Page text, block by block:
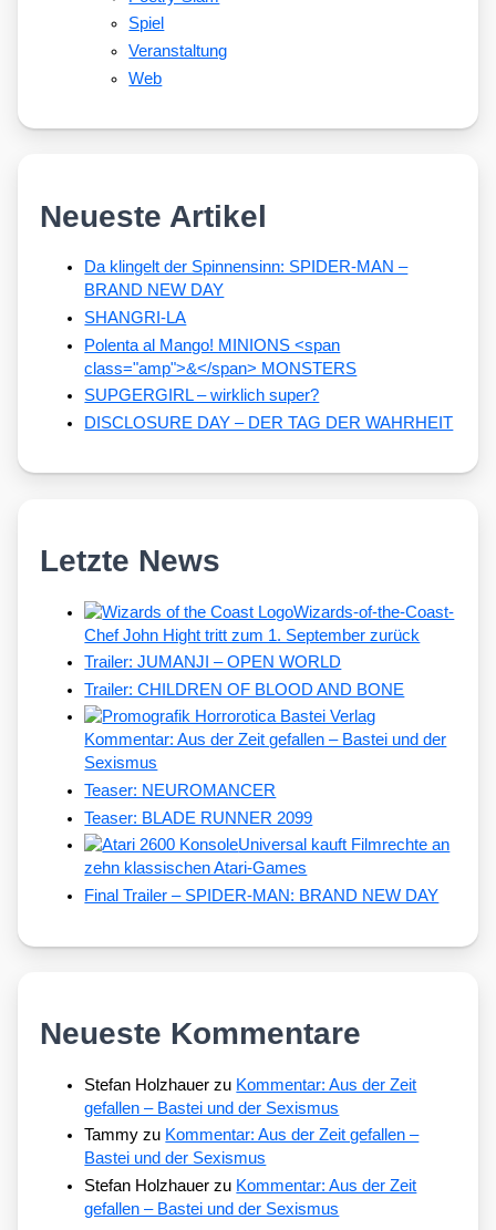
Spiel
Veranstaltung
Web
Neueste Artikel
Da klingelt der Spinnensinn: SPIDER-MAN –
BRAND NEW DAY
SHANGRI-LA
Polenta al Mango! MINIONS <span
class="amp">&</span> MONSTERS
SUPGERGIRL – wirklich super?
DISCLOSURE DAY – DER TAG DER WAHRHEIT
Letzte News
Wizards-of-the-Coast-
Chef John Hight tritt zum 1. September zurück
Trailer: JUMANJI – OPEN WORLD
Trailer: CHILDREN OF BLOOD AND BONE
Kommentar: Aus der Zeit gefallen – Bastei und der
Sexismus
Teaser: NEUROMANCER
Teaser: BLADE RUNNER 2099
Universal kauft Filmrechte an
zehn klassischen Atari-Games
Final Trailer – SPIDER-MAN: BRAND NEW DAY
Neueste Kommentare
Stefan Holzhauer zu Kommentar: Aus der Zeit
gefallen – Bastei und der Sexismus
Tammy zu Kommentar: Aus der Zeit gefallen –
Bastei und der Sexismus
Stefan Holzhauer zu Kommentar: Aus der Zeit
gefallen – Bastei und der Sexismus